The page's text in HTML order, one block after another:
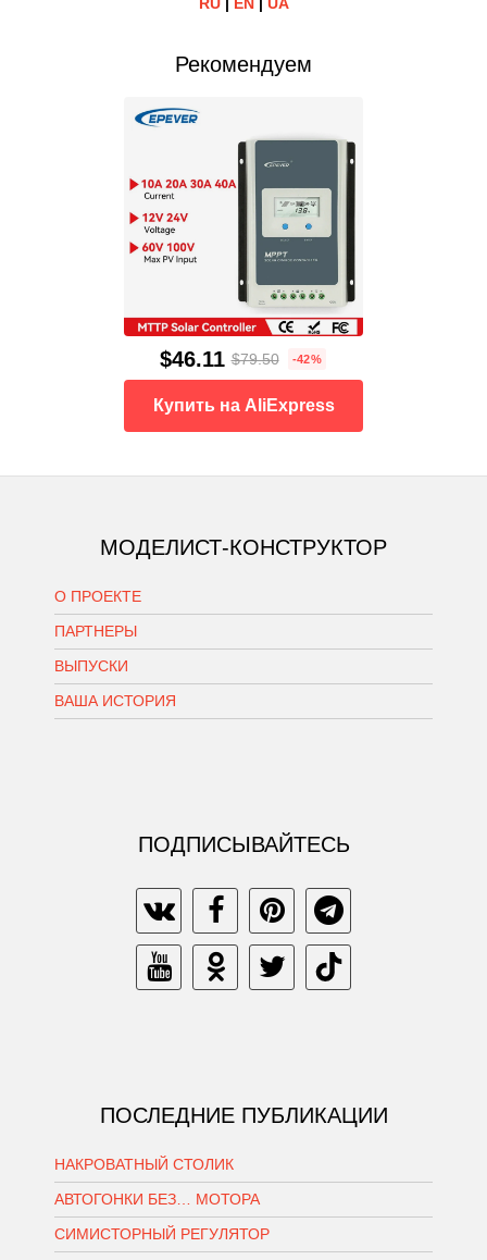
Рекомендуем
$46.11 $79.50 -42%
Купить на AliExpress
МОДЕЛИСТ-КОНСТРУКТОР
О ПРОЕКТЕ
ПАРТНЕРЫ
ВЫПУСКИ
ВАША ИСТОРИЯ
ПОДПИСЫВАЙТЕСЬ
ПОСЛЕДНИЕ ПУБЛИКАЦИИ
НАКРОВАТНЫЙ СТОЛИК
АВТОГОНКИ БЕЗ… МОТОРА
СИМИСТОРНЫЙ РЕГУЛЯТОР